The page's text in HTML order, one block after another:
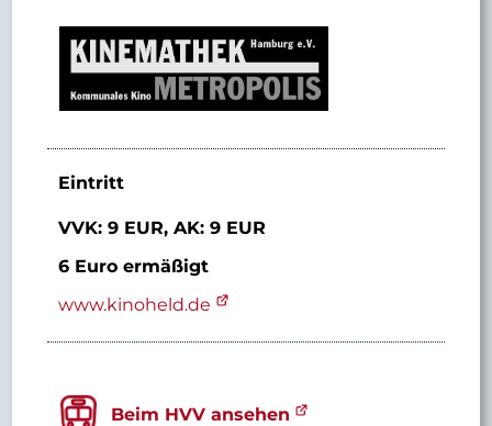
Eintritt
VVK: 9 EUR, AK: 9 EUR
6 Euro ermäßigt
www.kinoheld.de
Beim HVV ansehen